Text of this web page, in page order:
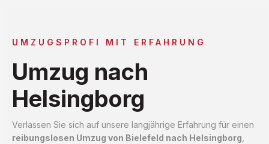
UMZUGSPROFI MIT ERFAHRUNG
Umzug nach
Helsingborg
Verlassen Sie sich auf unsere langjährige Erfahrung für einen
reibungslosen Umzug von Bielefeld nach Helsingborg